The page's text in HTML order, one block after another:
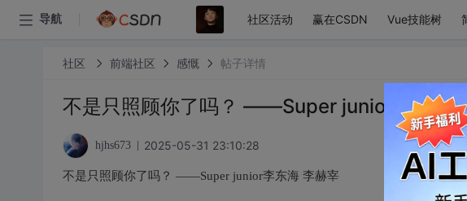
导航 社区活动 赢在CSDN Vue技能树
社区 前端社区 感慨 帖子详情
不是只照顾你了吗？ ——Super junior李东海
hjhs673 2025-05-31 23:10:28
不是只照顾你了吗？ ——Super junior李东海 李赫宰